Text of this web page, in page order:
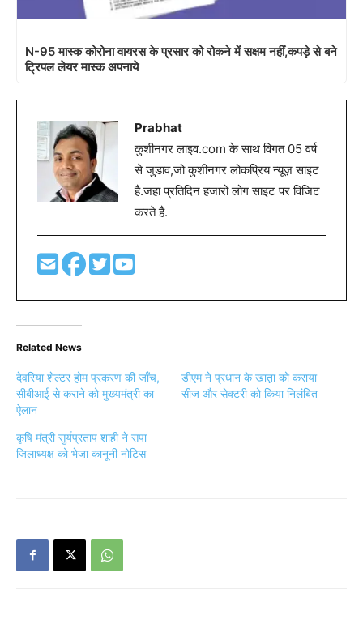
N-95 मास्क कोरोना वायरस के प्रसार को रोकने में सक्षम नहीं,कपड़े से बने
ट्रिपल लेयर मास्क अपनाये
Prabhat
कुशीनगर लाइव.com के साथ विगत 05 वर्ष
से जुडाव,जो कुशीनगर लोकप्रिय न्यूज़ साइट
है.जहा प्रतिदिन हजारों लोग साइट पर विजिट
करते है.
Related News
देवरिया शेल्टर होम प्रकरण की जाँच,
सीबीआई से कराने को मुख्यमंत्री का
ऐलान
डीएम ने प्रधान के खात़ा को कराया
सीज और सेक्टरी को किया निलंबित
कृषि मंत्री सुर्यप्रताप शाही ने सपा
जिलाध्यक्ष को भेजा कानूनी नोटिस